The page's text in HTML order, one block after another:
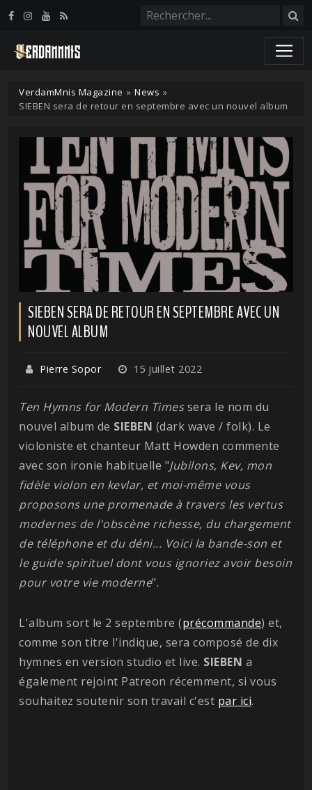
VerdamMnis Magazine » News »
SIEBEN sera de retour en septembre avec un nouvel album
SIEBEN SERA DE RETOUR EN SEPTEMBRE AVEC UN
NOUVEL ALBUM
Pierre Sopor 15 juillet 2022
Ten Hymns for Modern Timessera le nom du
nouvel album de SIEBEN (dark wave / folk). Le
violoniste et chanteur Matt Howden commente
avec son ironie habituelle "Jubilons, Kev, mon
fidèle violon en kevlar, et moi-même vous
proposons une promenade à travers les vertus
modernes de l'obscène richesse, du chargement
de téléphone et du déni... Voici la bande-son et
le guide spirituel dont vous ignoriez avoir besoin
pour votre vie moderne".
L'album sort le 2 septembre (précommande) et,
comme son titre l'indique, sera composé de dix
hymnes en version studio et live. SIEBEN a
également rejoint Patreon récemment, si vous
souhaitez soutenir son travail c'est par ici.
Panneau de gestion des cookies